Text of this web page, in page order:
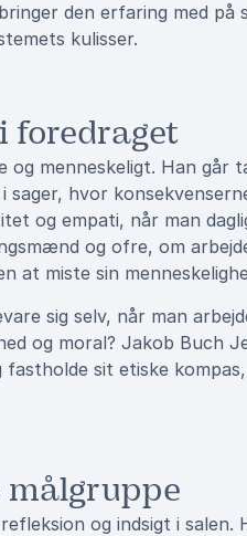
den erfaring med på
kulisser.
foredraget
og menneskeligt. Han går
hvor
og empati, når man
og ofre, om
at miste sin
sig selv, når man
og moral? Jakob Buch
sit etiske
målgruppe
og indsigt i salen.